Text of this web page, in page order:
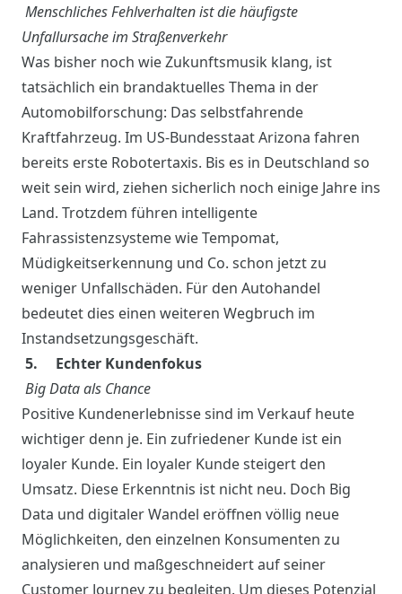
Menschliches Fehlverhalten ist die häufigste
Unfallursache im Straßenverkehr
Was bisher noch wie Zukunftsmusik klang, ist
tatsächlich ein brandaktuelles Thema in der
Automobilforschung: Das selbstfahrende
Kraftfahrzeug. Im US-Bundesstaat Arizona fahren
bereits erste Robotertaxis. Bis es in Deutschland so
weit sein wird, ziehen sicherlich noch einige Jahre ins
Land. Trotzdem führen intelligente
Fahrassistenzsysteme wie Tempomat,
Müdigkeitserkennung und Co. schon jetzt zu
weniger Unfallschäden. Für den Autohandel
bedeutet dies einen weiteren Wegbruch im
Instandsetzungsgeschäft.
5. Echter Kundenfokus
Big Data als Chance
Positive Kundenerlebnisse sind im Verkauf heute
wichtiger denn je. Ein zufriedener Kunde ist ein
loyaler Kunde. Ein loyaler Kunde steigert den
Umsatz. Diese Erkenntnis ist nicht neu. Doch Big
Data und digitaler Wandel eröffnen völlig neue
Möglichkeiten, den einzelnen Konsumenten zu
analysieren und maßgeschneidert auf seiner
Customer Journey zu begleiten. Um dieses Potenzial